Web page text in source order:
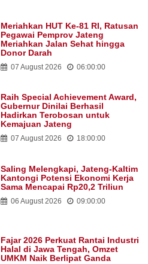
Meriahkan HUT Ke-81 RI, Ratusan
Pegawai Pemprov Jateng
Meriahkan Jalan Sehat hingga
Donor Darah
07 August 2026 06:00:00
Raih Special Achievement Award,
Gubernur Dinilai Berhasil
Hadirkan Terobosan untuk
Kemajuan Jateng
07 August 2026 18:00:00
Saling Melengkapi, Jateng-Kaltim
Kantongi Potensi Ekonomi Kerja
Sama Mencapai Rp20,2 Triliun
06 August 2026 09:00:00
Fajar 2026 Perkuat Rantai Industri
Halal di Jawa Tengah, Omzet
UMKM Naik Berlipat Ganda